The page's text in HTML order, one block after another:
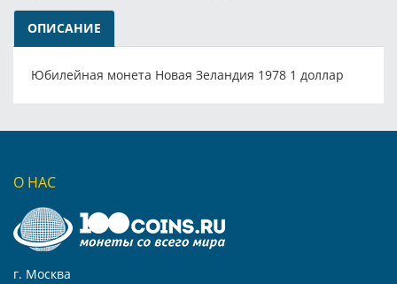
ОПИСАНИЕ
Юбилейная монета Новая Зеландия 1978 1 доллар
О НАС
г. Москва